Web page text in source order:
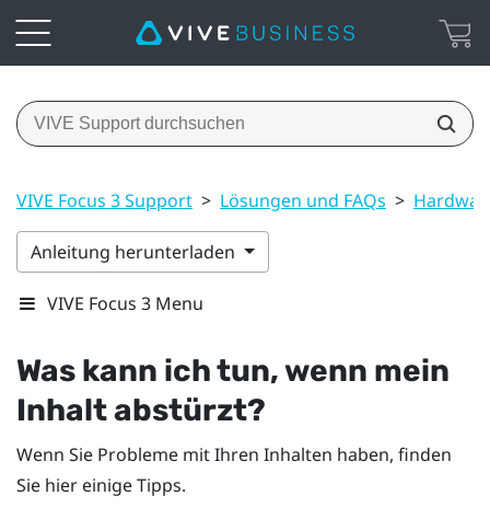
VIVE Focus 3 Support > Lösungen und FAQs >
Anleitung herunterladen
VIVE Focus 3 Menu
Was kann ich tun, wenn mein
Inhalt abstürzt?
Wenn Sie Probleme mit Ihren Inhalten haben, finden
Sie hier einige Tipps.